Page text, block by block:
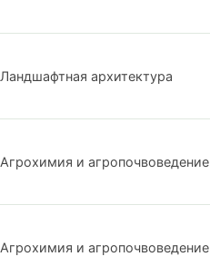
Ландшафтная архитектура
Агрохимия и агропочвоведение
Агрохимия и агропочвоведение